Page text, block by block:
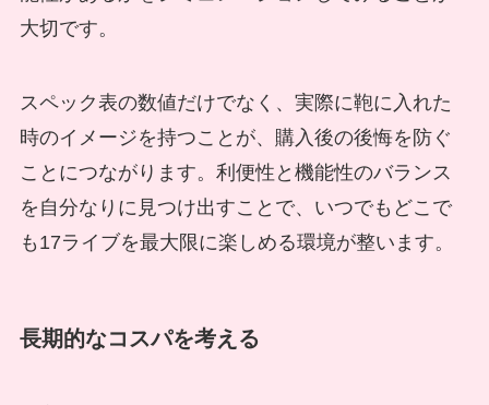
大切です。
スペック表の数値だけでなく、実際に鞄に入れた
時のイメージを持つことが、購入後の後悔を防ぐ
ことにつながります。利便性と機能性のバランス
を自分なりに見つけ出すことで、いつでもどこで
も17ライブを最大限に楽しめる環境が整います。
長期的なコスパを考える